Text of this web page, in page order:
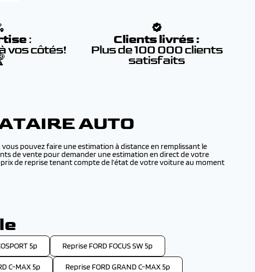
:
vos côtés!
Clients livrés :
Plus de 100 000 clients
satisfaits
AUTO
pouvez faire une estimation à distance en remplissant le
de vente pour demander une estimation en direct de votre
de reprise tenant compte de l’état de votre voiture au moment
5p Reprise FORD FOCUS SW 5p
C-MAX 5p Reprise FORD GRAND C-MAX 5p